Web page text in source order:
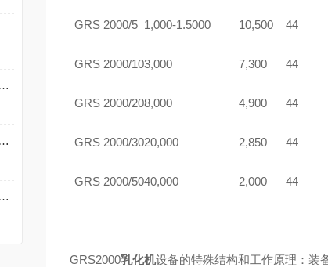
在使用高速分散机时必须先仔细阅读设备说明书
很多人都不知道在使用高速分散机时应避免些什么?
定时清理高速分散机锅盖上的排气过滤网布
GRS 2000/5 1,000-1.5000 10,500 44
GRS 2000/103,000 7,300 44
GRS 2000/208,000 4,900 44
GRS 2000/3020,000 2,850 44
GRS 2000/5040,000 2,000 44
GRS2000乳化机设备的特殊结构和工作原理：装